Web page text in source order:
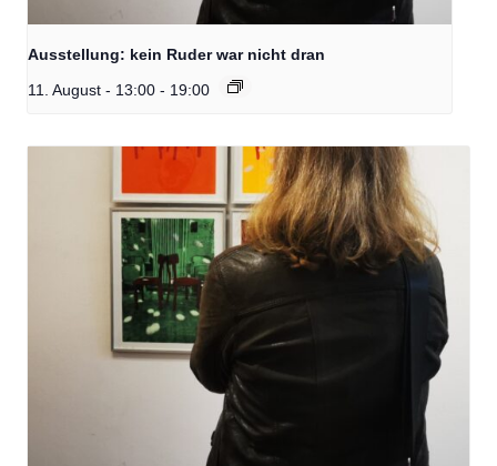
Ausstellung: kein Ruder war nicht dran
11. August - 13:00 - 19:00